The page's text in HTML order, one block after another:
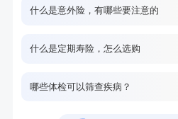
什么是意外险，有哪些要注意的
什么是定期寿险，怎么选购
哪些体检可以筛查疾病？